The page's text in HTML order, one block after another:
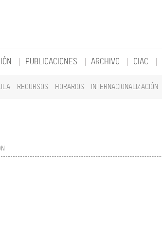
RECURSOS HORARIOS INTERNACIONALIZACIÓN
PUBLICACIONES ARCHIVO CIAC